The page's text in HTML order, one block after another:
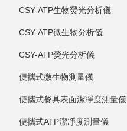
CSY-ATP生物熒光分析儀
CSY-ATP微生物分析儀
CSY-ATP熒光分析儀
便攜式微生物測量儀
便攜式餐具表面潔凈度測量儀
便攜式ATP潔凈度測量儀